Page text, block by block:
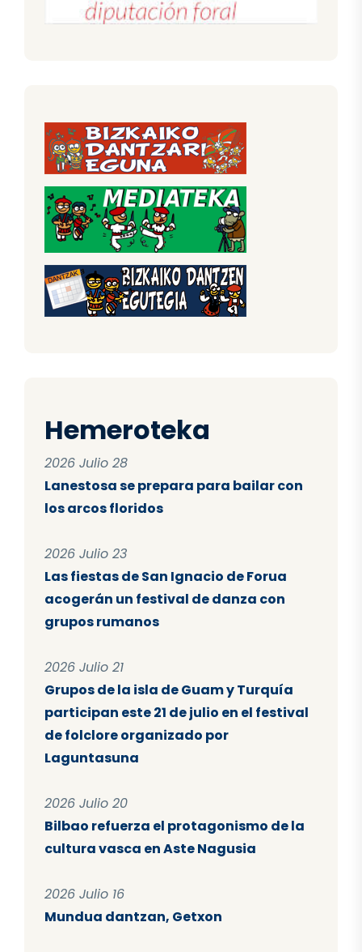
Hemeroteka
2026 Julio 28
Lanestosa se prepara para bailar con
los arcos floridos
2026 Julio 23
Las fiestas de San Ignacio de Forua
acogerán un festival de danza con
grupos rumanos
2026 Julio 21
Grupos de la isla de Guam y Turquía
participan este 21 de julio en el festival
de folclore organizado por
Laguntasuna
2026 Julio 20
Bilbao refuerza el protagonismo de la
cultura vasca en Aste Nagusia
2026 Julio 16
Mundua dantzan, Getxon